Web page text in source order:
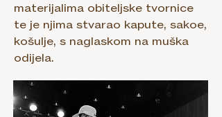
materijalima obiteljske tvornice
te je njima stvarao kapute, sakoe,
košulje, s naglaskom na muška
odijela.